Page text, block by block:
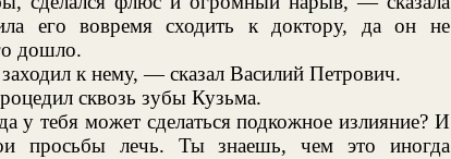
его вовремя сходить к доктору, да он не
дошло.
к нему, — сказал Василий Петрович.
сквозь зубы Кузьма.
у тебя может сделаться подкожное излияние? И
просьбы лечь. Ты знаешь, чем это иногда